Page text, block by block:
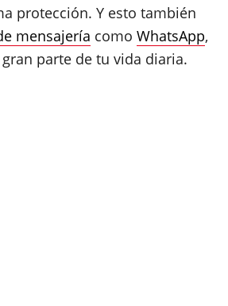
protección. Y esto también
mensajería como WhatsApp,
parte de tu vida diaria.